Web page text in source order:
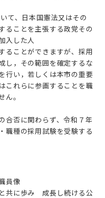
て、日本国憲法又はその
ることを主張する政党その
入した人
ることができますが、採用
し，その範囲を確定するな
行い，若しくは本市の重要
これらに参画することを職
。
合否に関わらず、令和７年
職種の採用試験を受験する
員像
共に歩み 成長し続ける公